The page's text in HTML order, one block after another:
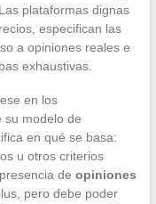
plataformas dignas
especifican las
a opiniones reales e
exhaustivas.
en los
su modelo de
en qué se basa:
u otros criterios
de opiniones
pero debe poder